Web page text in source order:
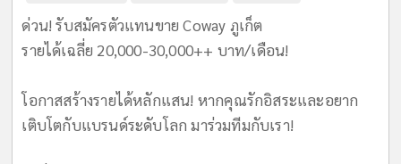
ด่วน! รับสมัครตัวแทนขาย Coway ภูเก็ต
รายได้เฉลี่ย 20,000-30,000++ บาท/เดือน!
​โอกาสสร้างรายได้หลักแสน! หากคุณรักอิสระและอยาก
เติบโตกับแบรนด์ระดับโลก มาร่วมทีมกับเรา!